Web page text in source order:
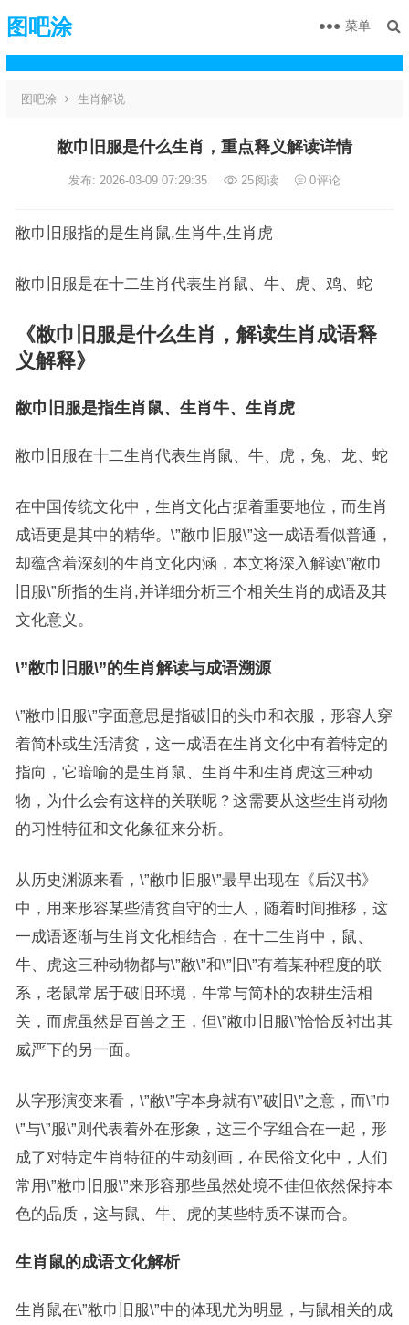
图吧涂 菜单
图吧涂 生肖解说
敝巾旧服是什么生肖，重点释义解读详情
发布: 2026-03-09 07:29:35 25阅读 0评论
敝巾旧服指的是生肖鼠,生肖牛,生肖虎
敝巾旧服是在十二生肖代表生肖鼠、牛、虎、鸡、蛇
《敝巾旧服是什么生肖，解读生肖成语释
义解释》
敝巾旧服是指生肖鼠、生肖牛、生肖虎
敝巾旧服在十二生肖代表生肖鼠、牛、虎，兔、龙、蛇
在中国传统文化中，生肖文化占据着重要地位，而生肖
成语更是其中的精华。\”敝巾旧服\”这一成语看似普通，
却蕴含着深刻的生肖文化内涵，本文将深入解读\”敝巾
旧服\”所指的生肖,并详细分析三个相关生肖的成语及其
文化意义。
\”敝巾旧服\”的生肖解读与成语溯源
\”敝巾旧服\”字面意思是指破旧的头巾和衣服，形容人穿
着简朴或生活清贫，这一成语在生肖文化中有着特定的
指向，它暗喻的是生肖鼠、生肖牛和生肖虎这三种动
物，为什么会有这样的关联呢？这需要从这些生肖动物
的习性特征和文化象征来分析。
从历史渊源来看，\”敝巾旧服\”最早出现在《后汉书》
中，用来形容某些清贫自守的士人，随着时间推移，这
一成语逐渐与生肖文化相结合，在十二生肖中，鼠、
牛、虎这三种动物都与\”敝\”和\”旧\”有着某种程度的联
系，老鼠常居于破旧环境，牛常与简朴的农耕生活相
关，而虎虽然是百兽之王，但\”敝巾旧服\”恰恰反衬出其
威严下的另一面。
从字形演变来看，\”敝\”字本身就有\”破旧\”之意，而\”巾
\”与\”服\”则代表着外在形象，这三个字组合在一起，形
成了对特定生肖特征的生动刻画，在民俗文化中，人们
常用\”敝巾旧服\”来形容那些虽然处境不佳但依然保持本
色的品质，这与鼠、牛、虎的某些特质不谋而合。
生肖鼠的成语文化解析
生肖鼠在\”敝巾旧服\”中的体现尤为明显，与鼠相关的成